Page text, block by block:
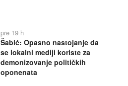
pre 19 h
Šabić: Opasno nastojanje da
se lokalni mediji koriste za
demonizovanje političkih
oponenata